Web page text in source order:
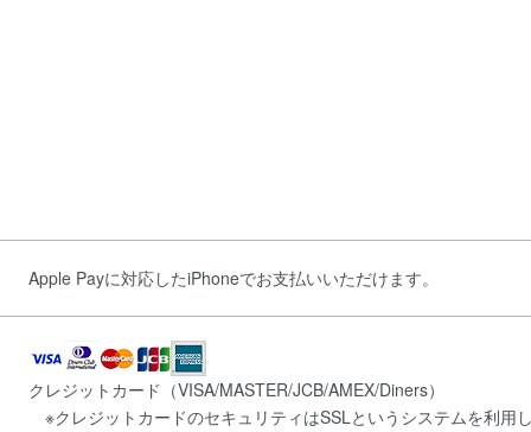
Apple Payに対応したiPhoneでお支払いいただけます。
クレジットカード（VISA/MASTER/JCB/AMEX/Diners）
※クレジットカードのセキュリティはSSLというシステムを利用し